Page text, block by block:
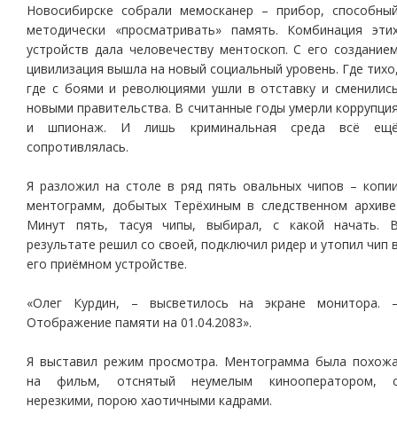
Новосибирске собрали мемосканер – прибор,
методически «просматривать» память. Комбинация
устройств дала человечеству ментоскоп. С его
цивилизация вышла на новый социальный уровень. Где
где с боями и революциями ушли в отставку и
новыми правительства. В считанные годы умерли
и шпионаж. И лишь криминальная среда всё
сопротивлялась.
Я разложил на столе в ряд пять овальных чипов –
ментограмм, добытых Терёхиным в следственном
Минут пять, тасуя чипы, выбирал, с какой начать.
результате решил со своей, подключил ридер и утопил чип
его приёмном устройстве.
«Олег Курдин, – высветилось на экране монитора.
Отображение памяти на 01.04.2083».
Я выставил режим просмотра. Ментограмма была
на фильм, отснятый неумелым кинооператором,
нерезкими, порою хаотичными кадрами.